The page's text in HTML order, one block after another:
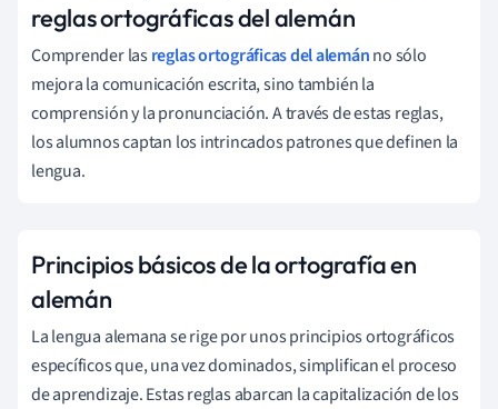
reglas ortográficas del alemán
Comprender lasreglas ortográficas del alemánno sólo
mejora la comunicación escrita, sino también la
comprensión y la pronunciación. A través de estas reglas,
los alumnos captan los intrincados patrones que definen la
lengua.
Principios básicos de la ortografía en
alemán
La lengua alemana se rige por unos principios ortográficos
específicos que, una vez dominados, simplifican el proceso
de aprendizaje. Estas reglas abarcan la capitalización de los